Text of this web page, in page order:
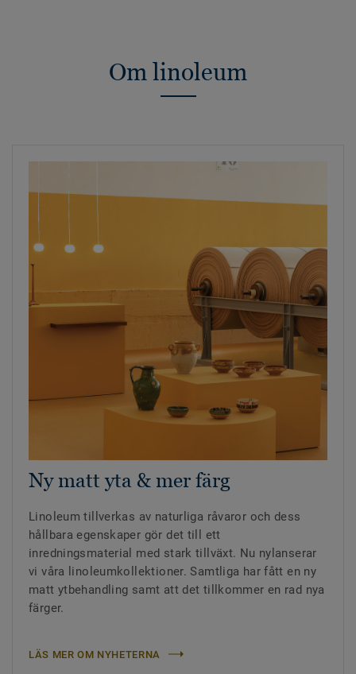
Om linoleum
Ny matt yta & mer färg
Linoleum tillverkas av naturliga råvaror och dess
hållbara egenskaper gör det till ett
inredningsmaterial med stark tillväxt. Nu nylanserar
vi våra linoleumkollektioner. Samtliga har fått en ny
matt ytbehandling samt att det tillkommer en rad nya
färger.
LÄS MER OM NYHETERNA